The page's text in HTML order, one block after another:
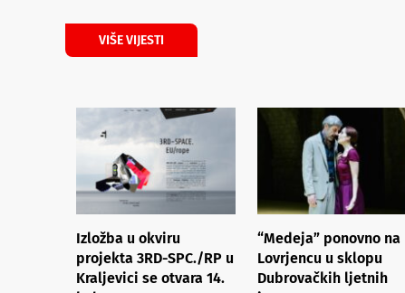
VIŠE VIJESTI
Izložba u okviru
projekta 3RD-SPC./RP u
Kraljevici se otvara 14.
“Medeja” ponovno na
Lovrjencu u sklopu
Dubrovačkih ljetnih